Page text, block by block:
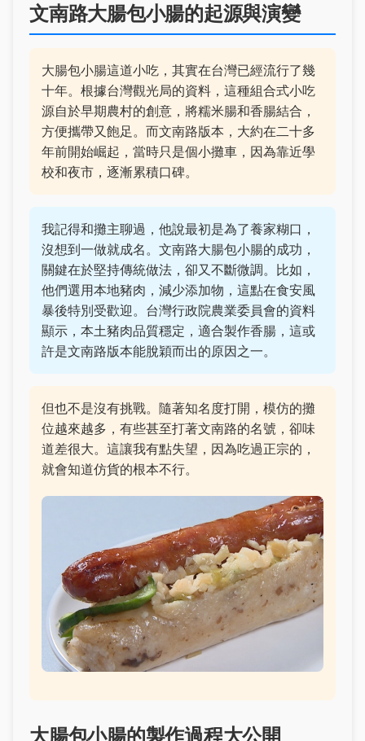
文南路大腸包小腸的起源與演變
大腸包小腸這道小吃，其實在台灣已經流行了幾
十年。根據台灣觀光局的資料，這種組合式小吃
源自於早期農村的創意，將糯米腸和香腸結合，
方便攜帶又飽足。而文南路版本，大約在二十多
年前開始崛起，當時只是個小攤車，因為靠近學
校和夜市，逐漸累積口碑。
我記得和攤主聊過，他說最初是為了養家糊口，
沒想到一做就成名。文南路大腸包小腸的成功，
關鍵在於堅持傳統做法，卻又不斷微調。比如，
他們選用本地豬肉，減少添加物，這點在食安風
暴後特別受歡迎。台灣行政院農業委員會的資料
顯示，本土豬肉品質穩定，適合製作香腸，這或
許是文南路版本能脫穎而出的原因之一。
但也不是沒有挑戰。隨著知名度打開，模仿的攤
位越來越多，有些甚至打著文南路的名號，卻味
道差很大。這讓我有點失望，因為吃過正宗的，
就會知道仿貨的根本不行。
大腸包小腸的製作過程大公開